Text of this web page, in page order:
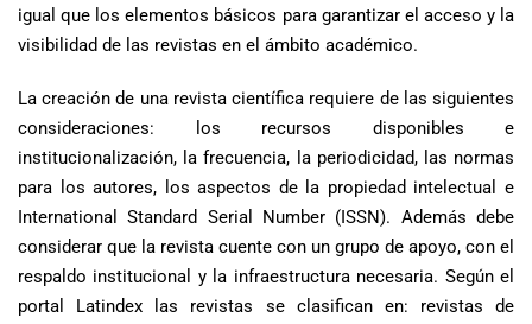
igual que los elementos básicos para garantizar el acceso y la
visibilidad de las revistas en el ámbito académico.
La creación de una revista científica requiere de las siguientes
consideraciones: los recursos disponibles e
institucionalización, la frecuencia, la periodicidad, las normas
para los autores, los aspectos de la propiedad intelectual e
International Standard Serial Number (ISSN). Además debe
considerar que la revista cuente con un grupo de apoyo, con el
respaldo institucional y la infraestructura necesaria. Según el
portal Latindex las revistas se clasifican en: revistas de